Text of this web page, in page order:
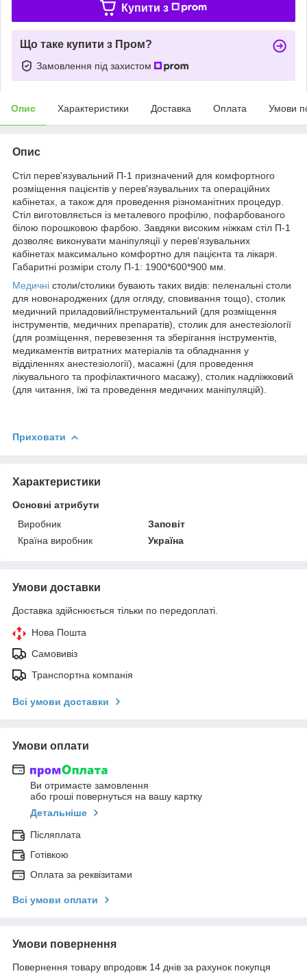
Купити з
Що таке купити з Пром?
Замовлення під захистом
Опис Характеристики Доставка Оплата Умови
Опис
Стіл перев'язувальний П-1 призначений для комфортного
розміщення пацієнтів у перев'язувальних та операційних
кабінетах, а також для проведення різноманітних процедур.
Стіл виготовляється із металевого профілю, пофарбованого
білою порошковою фарбою. Завдяки високим ніжкам стіл П-1
дозволяє виконувати маніпуляції у перев'язувальних
кабінетах максимально комфортно для пацієнта та лікаря.
Габаритні розміри столу П-1: 1900*600*900 мм.
Медичні столи/столики бувають таких видів: пеленальні столи
для новонароджених (для огляду, сповивання тощо), столик
медичний приладовий/інструментальний (для розміщення
інструментів, медичних препаратів), столик для анестезіології
(для розміщення, перевезення та зберігання інструментів,
медикаментів витратних матеріалів та обладнання у
відділеннях анестезіології), масажні (для проведення
лікувального та профілактичного масажу), столик надліжковий
(для читання, їжі та проведення медичних маніпуляцій).
Приховати
Характеристики
Основні атрибути
Виробник
Заповіт
Країна виробник
Україна
Умови доставки
Доставка здійснюється тільки по передоплаті.
Нова Пошта
Самовивіз
Транспортна компанія
Всі умови доставки
Умови оплати
Ви отримаєте замовлення
або гроші повернуться на вашу картку
Детальніше
Післяплата
Готівкою
Оплата за реквізитами
Всі умови оплати
Умови повернення
Повернення товару впродовж 14 днів за рахунок покупця